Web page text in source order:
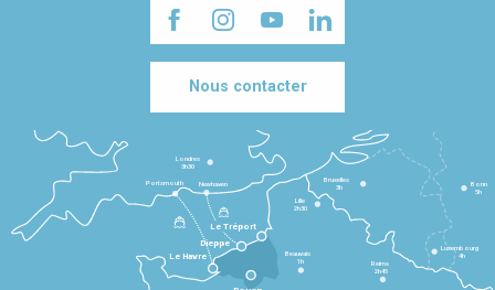
Nous contacter
Le Havre
Dieppe
Le Tréport
Beauvais
1h
Reims
2h45
Lille
2h30
Bruxelles
3h
Londres
3h30
Newhaven
Portsmouth
Bonn
5h
Luxembourg
4h